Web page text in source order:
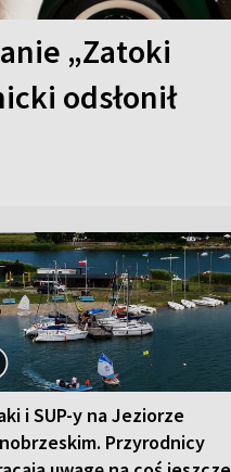
„Zatoki
odsłonił
i SUP-y na Jeziorze
Przyrodnicy